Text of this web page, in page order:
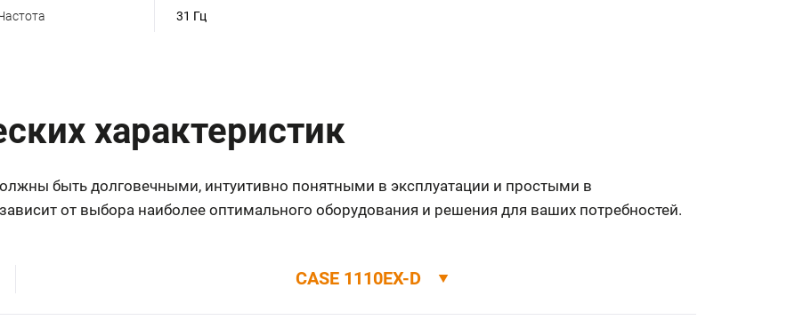
31 Гц
характеристик
быть долговечными, интуитивно понятными в эксплуатации и простыми в
от выбора наиболее оптимального оборудования и решения для ваших потребностей.
CASE 1110EX-D